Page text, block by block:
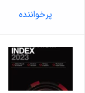
پرخواننده